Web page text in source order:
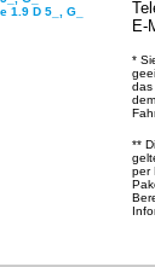
1.9 D 5_, G_
E-
*
das
**
per